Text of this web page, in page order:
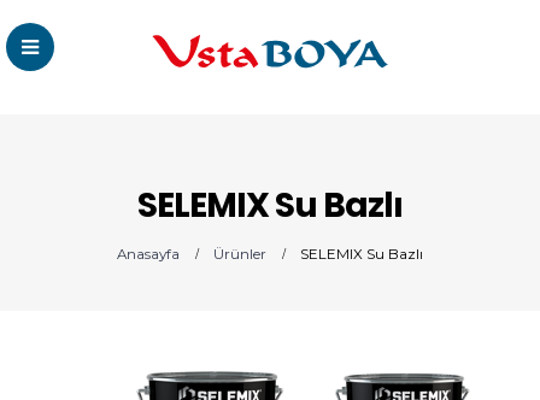
SELEMIX Su Bazlı
Anasayfa Ürünler SELEMIX Su Bazlı